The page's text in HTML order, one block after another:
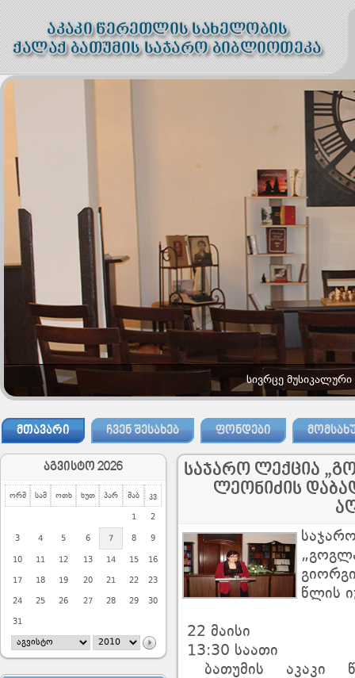
სივრცე
ᲛᲗᲐᲕᲐᲠᲘ ᲩᲕᲔᲜ ᲨᲔᲡᲐᲮᲔᲑ ᲤᲝᲜᲓᲔᲑᲘ
აგვისტო 2026
ორშ სამ ოთხ ხუთ პარ შაბ კვ
1 2
3 4 5 6 7 8 9
10 11 12 13 14 15 16
17 18 19 20 21 22 23
24 25 26 27 28 29 30
31
საჯარო ლექცია
ლეონიძის
წლის
22 მაისი
13:30 საათი
ბათუმის აკაკი